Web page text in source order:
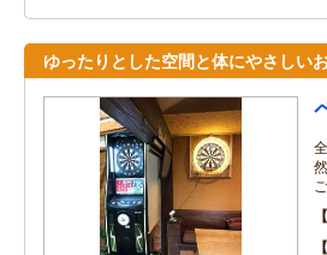
ゆったりとした空間と体にやさしい